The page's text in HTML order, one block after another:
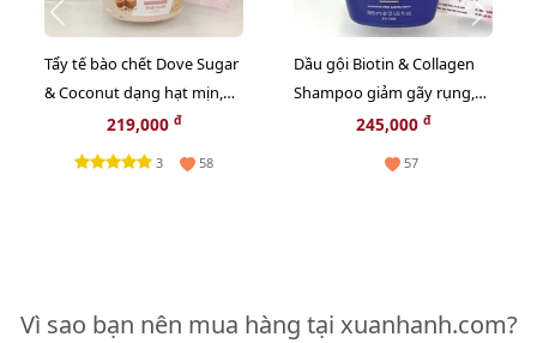
Tẩy tế bào chết Dove Sugar
& Coconut dạng hạt mịn,
sạch da cùng hương lựu
ngọt béo, 280g
219,000 đ
3 58
Dầu gội Biotin & Collagen
Shampoo giảm gãy rụng,
mềm mượt, bồng bềnh -
245,000 đ
57
Vì sao bạn nên mua hàng tại xuanhanh.com?